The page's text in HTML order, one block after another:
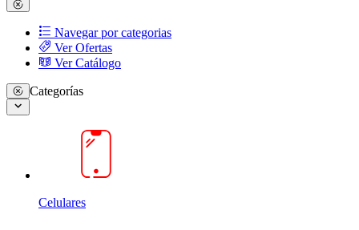
Navegar por categorias
Ver Ofertas
Ver Catálogo
Categorías
Celulares